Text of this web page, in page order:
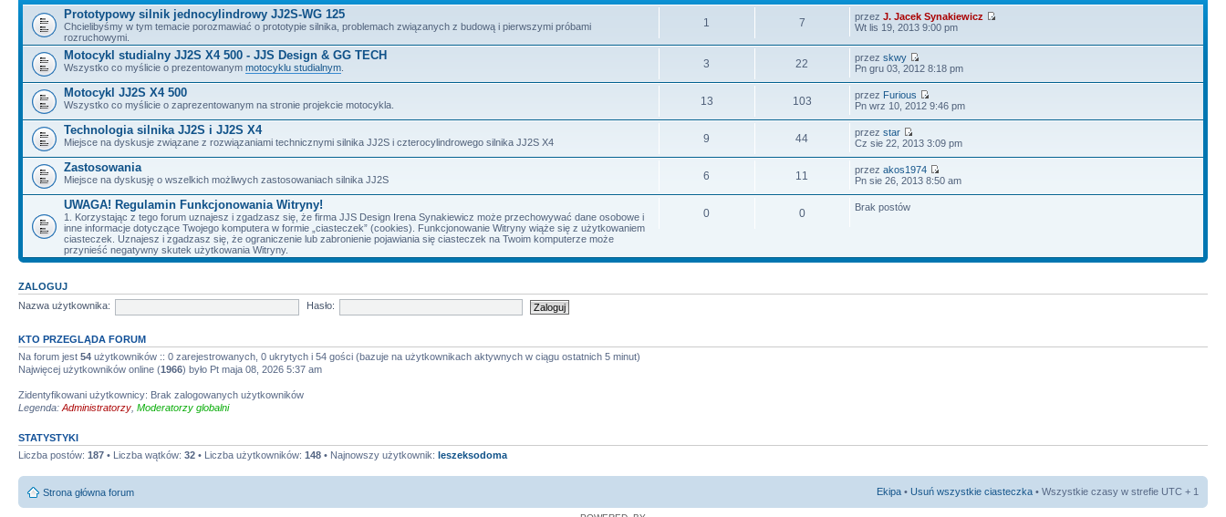
Prototypowy silnik jednocylindrowy JJ2S-WG 125
Chcielibyśmy w tym temacie porozmawiać o prototypie silnika, problemach związanych z budową i pierwszymi próbami
rozruchowymi.
1 7 przezJ. Jacek Synakiewicz
Wt lis 19, 2013 9:00 pm
Motocykl studialny JJ2S X4 500 - JJS Design & GG TECH
Wszystko co myślicie o prezentowanym motocyklu studialnym 3 22 przezskwy
Pn gru 03, 2012 8:18 pm
Motocykl JJ2S X4 500
Wszystko co myślicie o zaprezentowanym na stronie projekcie motocykla. 13 103 przez Furious
Pn wrz 10, 2012 9:46 pm
Technologia silnika JJ2S i JJ2S X4
Miejsce na dyskusje związane z rozwiązaniami technicznymi silnika JJ2S i czterocylindrowego silnika JJ2S X4 9 44 przezstar
Cz sie 22, 2013 3:09 pm
Zastosowania
Miejsce na dyskusję o wszelkich możliwych zastosowaniach silnika JJ2S 6 11 przezakos1974
Pn sie 26, 2013 8:50 am
UWAGA! Regulamin Funkcjonowania Witryny!
1. Korzystając z tego forum uznajesz i zgadzasz się, że firma JJS Design Irena Synakiewicz może przechowywać dane osobowe i
inne informacje dotyczące Twojego komputera w formie „ciasteczek” (cookies). Funkcjonowanie Witryny wiąże się z użytkowaniem
ciasteczek. Uznajesz i zgadzasz się, że ograniczenie lub zabronienie pojawiania się ciasteczek na Twoim komputerze może
przynieść negatywny skutek użytkowania Witryny.
0 0 Brak postów
ZALOGUJ
Nazwa użytkownika:
Hasło:
KTO PRZEGLĄDA FORUM
Na forum jest 54 użytkowników :: 0 zarejestrowanych, 0 ukrytych i 54 gości (bazuje na użytkownikach aktywnych w ciągu ostatnich 5 minut)
Najwięcej użytkowników online (1966) było Pt maja 08, 2026 5:37 am
Zidentyfikowani użytkownicy: Brak zalogowanych użytkowników
Legenda: Administratorzy Moderatorzy globalni
STATYSTYKI
Liczba postów: 187 • Liczba wątków: 32 • Liczba użytkowników: 148 • Najnowszy użytkownik: leszeksodoma
Strona główna forum Ekipa • Usuń wszystkie ciasteczka • Wszystkie czasy w strefie UTC + 1